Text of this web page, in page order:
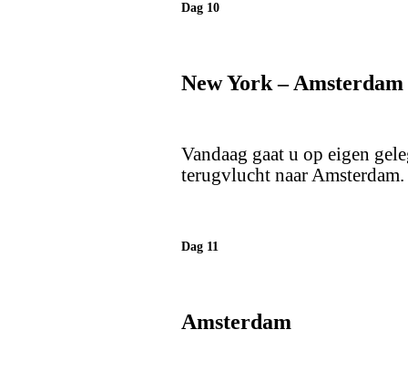
Dag 10
New York – Amsterdam
Vandaag gaat u op eigen
terugvlucht naar
Dag 11
Amsterdam